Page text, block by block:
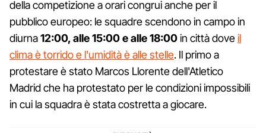
della competizione a orari congrui anche per il
pubblico europeo: le squadre scendono in campo in
diurna12:00, alle 15:00 e alle 18:00in città doveil
clima è torrido e l'umidità è alle stelle. Il primo a
protestare è stato Marcos Llorente dell'Atletico
Madrid che ha protestato per le condizioni impossibili
in cui la squadra è stata costretta a giocare.